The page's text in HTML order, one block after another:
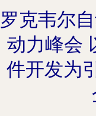
罗克韦尔
动力峰会
件开发为